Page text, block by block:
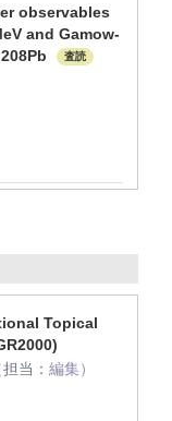
observables
and Gamow-
査読
Topical
担当： 編集）